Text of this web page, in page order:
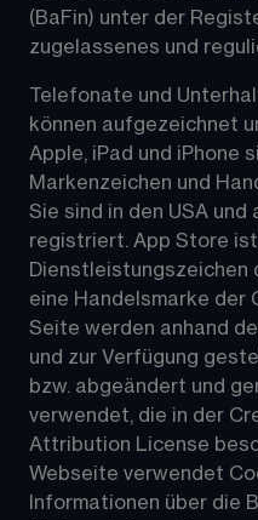
(BaFin) unter der
zugelassenes und
Telefonate und
können aufgezeichnet
Apple, iPad und iPhone
Markenzeichen und
Sie sind in den USA und
registriert. App Store
Dienstleistungszeichen
eine Handelsmarke der
Seite werden anhand
und zur Verfügung
bzw. abgeändert und
verwendet, die in der
Attribution License
Webseite verwendet
Informationen über die